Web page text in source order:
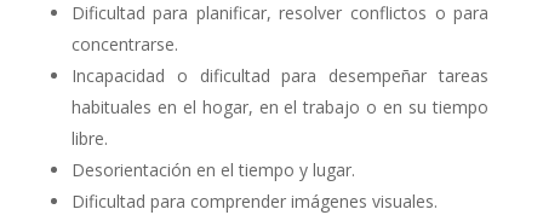
Dificultad para planificar, resolver conflictos o para
concentrarse.
Incapacidad o dificultad para desempeñar tareas
habituales en el hogar, en el trabajo o en su tiempo
libre.
Desorientación en el tiempo y lugar.
Dificultad para comprender imágenes visuales.